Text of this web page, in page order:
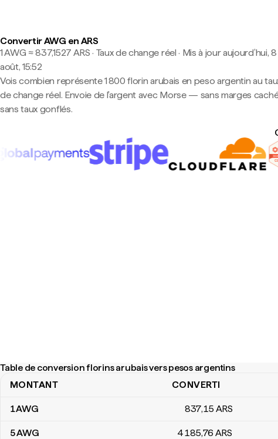
Convertir AWG en ARS
1 AWG ≈ 837,1527 ARS · Taux de change réel · Mis à jour aujourd’hui, 8
août, 15:52
Vois combien représente 1 800 florin arubais en peso argentin au
de change réel. Envoie de l'argent avec Morse — sans marges
sans taux gonflés.
Table de conversion florins arubais vers pesos argentins
Table de conversion florins arubais vers pesos argentins
MONTANT CONVERTI
1AWG 837,15 ARS
5AWG 4 185,76 ARS